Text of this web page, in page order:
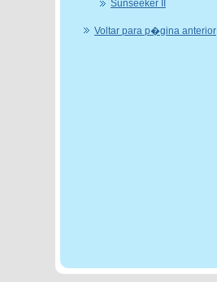
Sunseeker II
Voltar para p�gina anterior